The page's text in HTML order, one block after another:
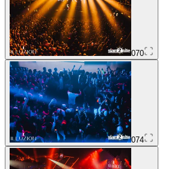
070
074